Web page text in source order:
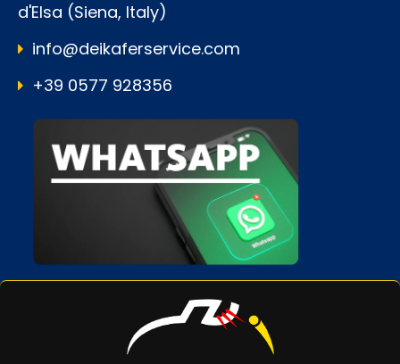
d'Elsa (Siena, Italy)
info@deikaferservice.com
+39 0577 928356